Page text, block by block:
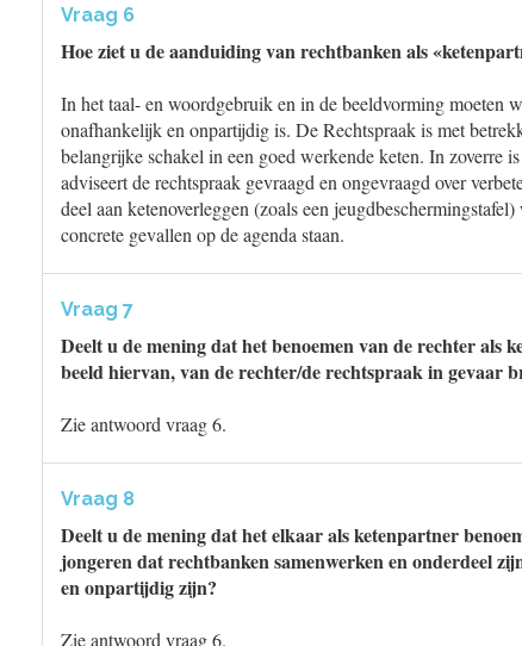
Vraag 6
Hoe ziet u de aanduiding van rechtbanken als
In het taal- en woordgebruik en in de beeldvorming moeten
onafhankelijk en onpartijdig is. De Rechtspraak is met
belangrijke schakel in een goed werkende keten. In zoverre
adviseert de rechtspraak gevraagd en ongevraagd over
deel aan ketenoverleggen (zoals een
concrete gevallen op de agenda staan.
Vraag 7
Deelt u de mening dat het benoemen van de rechter als
beeld hiervan, van de rechter/de rechtspraak in gevaar
Zie antwoord vraag 6.
Vraag 8
Deelt u de mening dat het elkaar als ketenpartner
jongeren dat rechtbanken samenwerken en onderdeel
en onpartijdig zijn?
Zie antwoord vraag 6.